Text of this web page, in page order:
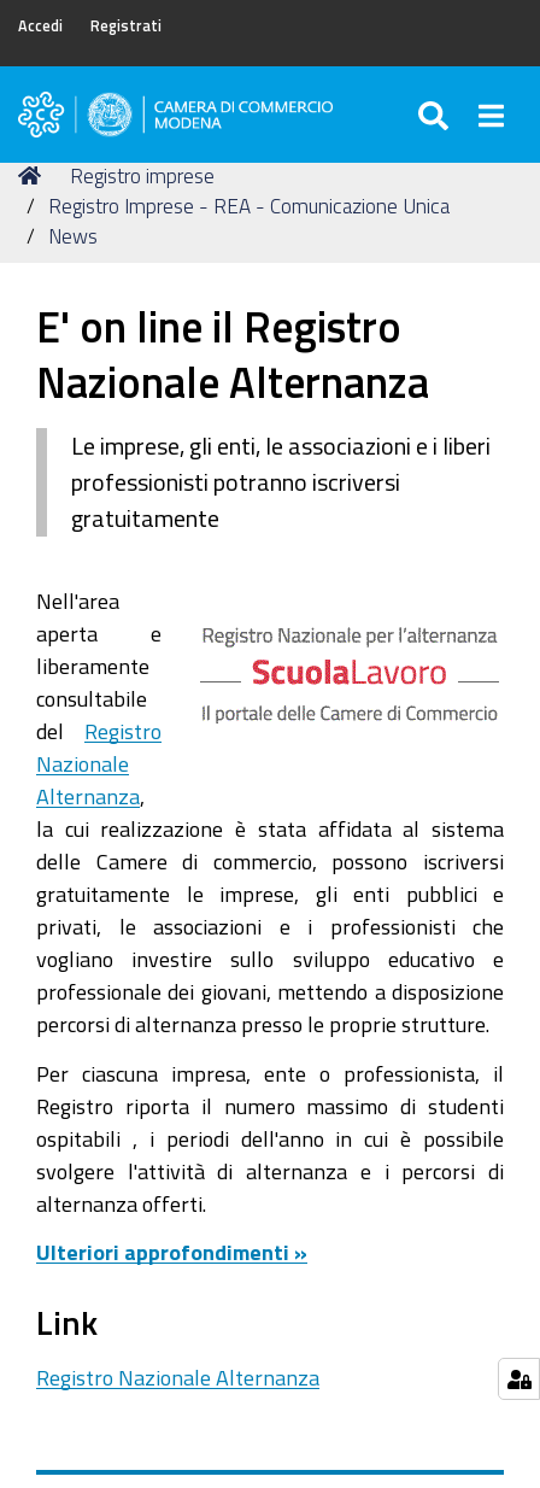
Accedi Registrati
Camera
Commercio
di
Modena
Tu
sei
qui:
Home
Registro imprese
Registro Imprese - REA - Comunicazione Unica
News
E' on line il Registro
Nazionale Alternanza
Le imprese, gli enti, le associazioni e i liberi
professionisti potranno iscriversi
gratuitamente
Nell'area
aperta e
liberamente
consultabile
del Registro
Nazionale
Alternanza
la cui realizzazione è stata affidata al sistema
delle Camere di commercio, possono iscriversi
gratuitamente le imprese, gli enti pubblici e
privati, le associazioni e i professionisti che
vogliano investire sullo sviluppo educativo e
professionale dei giovani, mettendo a disposizione
percorsi di alternanza presso le proprie strutture.
Per ciascuna impresa, ente o professionista, il
Registro riporta il numero massimo di studenti
ospitabili , i periodi dell'anno in cui è possibile
svolgere l'attività di alternanza e i percorsi di
alternanza offerti.
Ulteriori approfondimenti »
Link
Registro Nazionale Alternanza